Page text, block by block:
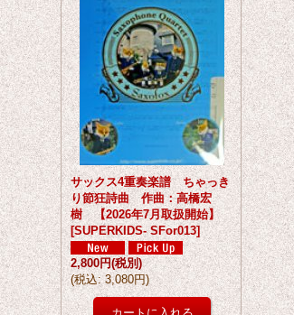
サックス4重奏楽譜 ちゃっき
り節狂詩曲 作曲：高橋宏
樹 【2026年7月取扱開始】
[SUPERKIDS- SFor013]
2,800円(税別)
(税込: 3,080円)